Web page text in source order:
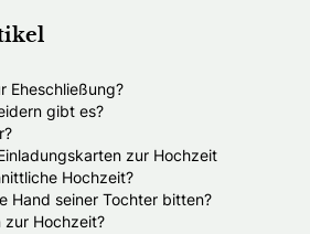
Eheschließung?
gibt es?
zur Hochzeit
Hochzeit?
Hand seiner Tochter bitten?
zur Hochzeit?